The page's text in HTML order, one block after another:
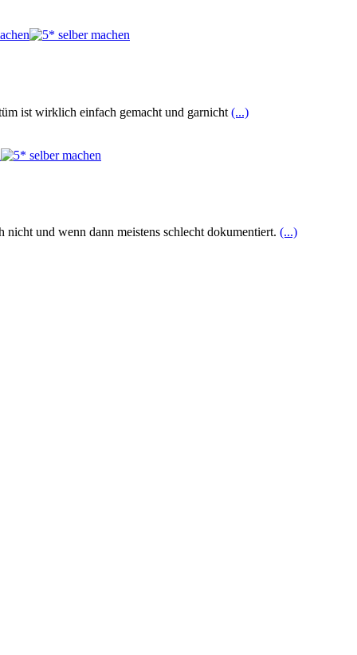
ist wirklich einfach gemacht und garnicht (...)
und wenn dann meistens schlecht dokumentiert. (...)